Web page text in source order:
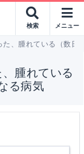
検索 メニュー
た、腫れている（数
腫れている
る病気